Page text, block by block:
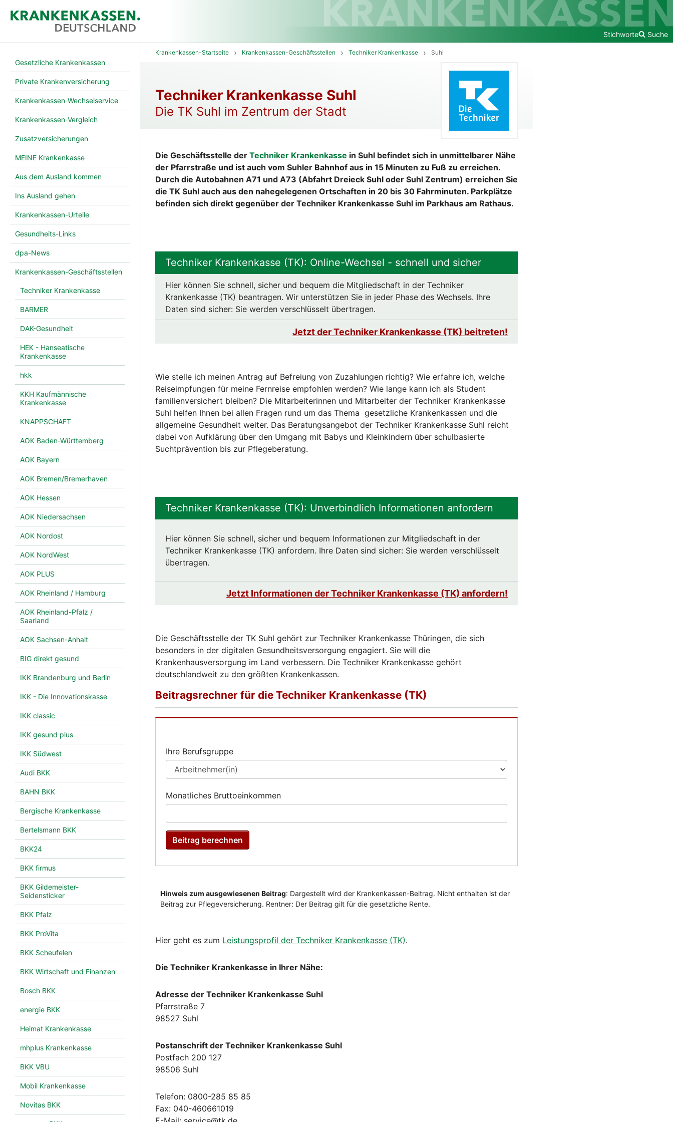
Stichworte Suche
Gesetzliche Krankenkassen
Private Krankenversicherung
Krankenkassen-Wechselservice
Krankenkassen-Vergleich
Zusatzversicherungen
MEINE Krankenkasse
Aus dem Ausland kommen
Ins Ausland gehen
Krankenkassen-Urteile
Gesundheits-Links
dpa-News
Krankenkassen-Geschäftsstellen
Techniker Krankenkasse
BARMER
DAK-Gesundheit
HEK - Hanseatische
Krankenkasse
hkk
KKH Kaufmännische
Krankenkasse
KNAPPSCHAFT
AOK Baden-Württemberg
AOK Bayern
AOK Bremen/Bremerhaven
AOK Hessen
AOK Niedersachsen
AOK Nordost
AOK NordWest
AOK PLUS
AOK Rheinland / Hamburg
AOK Rheinland-Pfalz /
Saarland
AOK Sachsen-Anhalt
BIG direkt gesund
IKK Brandenburg und Berlin
IKK - Die Innovationskasse
IKK classic
IKK gesund plus
IKK Südwest
Audi BKK
BAHN BKK
Bergische Krankenkasse
Bertelsmann BKK
BKK24
BKK firmus
BKK Gildemeister-
Seidensticker
BKK Pfalz
BKK ProVita
BKK Scheufelen
BKK Wirtschaft und Finanzen
Bosch BKK
energie BKK
Heimat Krankenkasse
mhplus Krankenkasse
BKK VBU
Mobil Krankenkasse
Novitas BKK
Krankenkassen-Startseite Krankenkassen-Geschäftsstellen Techniker Krankenkasse Suhl
Techniker Krankenkasse Suhl
Die TK Suhl im Zentrum der Stadt
Die Geschäftsstelle der Techniker Krankenkasse in Suhl befindet sich in unmittelbarer Nähe
der Pfarrstraße und ist auch vom Suhler Bahnhof aus in 15 Minuten zu Fuß zu erreichen.
Durch die Autobahnen A71 und A73 (Abfahrt Dreieck Suhl oder Suhl Zentrum) erreichen Sie
die TK Suhl auch aus den nahegelegenen Ortschaften in 20 bis 30 Fahrminuten. Parkplätze
befinden sich direkt gegenüber der Techniker Krankenkasse Suhl im Parkhaus am Rathaus.
Techniker Krankenkasse (TK): Online-Wechsel - schnell und sicher
Hier können Sie schnell, sicher und bequem die Mitgliedschaft in der Techniker
Krankenkasse (TK) beantragen. Wir unterstützen Sie in jeder Phase des Wechsels. Ihre
Daten sind sicher: Sie werden verschlüsselt übertragen.
Jetzt der Techniker Krankenkasse (TK) beitreten!
Wie stelle ich meinen Antrag auf Befreiung von Zuzahlungen richtig? Wie erfahre ich, welche
Reiseimpfungen für meine Fernreise empfohlen werden? Wie lange kann ich als Student
familienversichert bleiben? Die Mitarbeiterinnen und Mitarbeiter der Techniker Krankenkasse
Suhl helfen Ihnen bei allen Fragen rund um das Thema gesetzliche Krankenkassen und die
allgemeine Gesundheit weiter. Das Beratungsangebot der Techniker Krankenkasse Suhl reicht
dabei von Aufklärung über den Umgang mit Babys und Kleinkindern über schulbasierte
Suchtprävention bis zur Pflegeberatung.
Techniker Krankenkasse (TK): Unverbindlich Informationen anfordern
Hier können Sie schnell, sicher und bequem Informationen zur Mitgliedschaft in der
Techniker Krankenkasse (TK) anfordern. Ihre Daten sind sicher: Sie werden verschlüsselt
übertragen.
Jetzt Informationen der Techniker Krankenkasse (TK) anfordern!
Die Geschäftsstelle der TK Suhl gehört zur Techniker Krankenkasse Thüringen, die sich
besonders in der digitalen Gesundheitsversorgung engagiert. Sie will die
Krankenhausversorgung im Land verbessern. Die Techniker Krankenkasse gehört
deutschlandweit zu den größten Krankenkassen.
Hier geht es zum Leistungsprofil der Techniker Krankenkasse (TK).
Die Techniker Krankenkasse in Ihrer Nähe:
Adresse der Techniker Krankenkasse Suhl
Pfarrstraße 7
98527 Suhl
Postanschrift der Techniker Krankenkasse Suhl
Postfach 200 127
98506 Suhl
Telefon: 0800-285 85 85
Fax: 040-460661019